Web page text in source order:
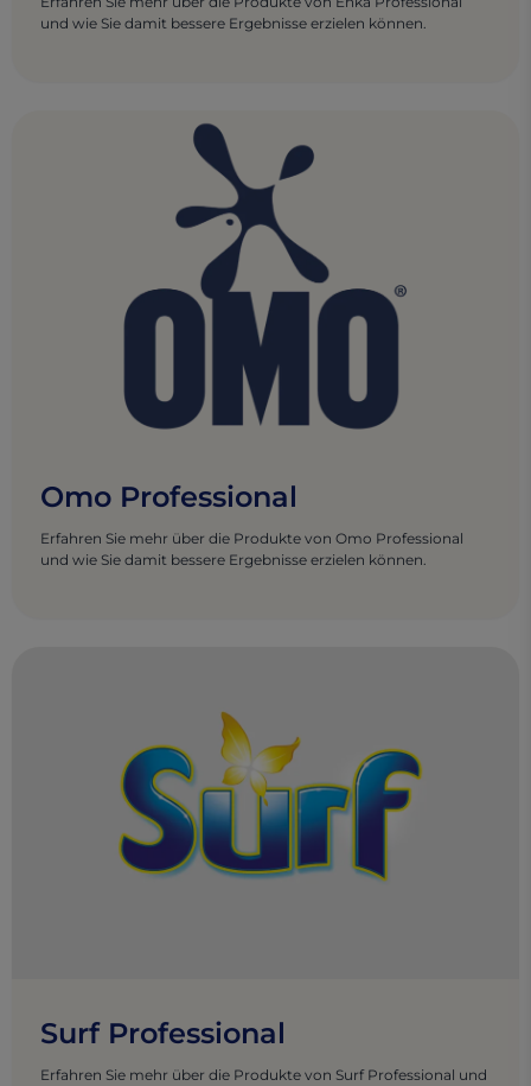
und wie Sie damit bessere Ergebnisse erzielen können.
Omo Professional
Erfahren Sie mehr über die Produkte von Omo Professional
und wie Sie damit bessere Ergebnisse erzielen können.
Surf Professional
Erfahren Sie mehr über die Produkte von Surf Professional und